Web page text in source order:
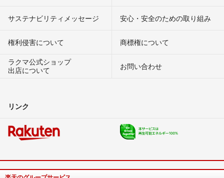
サステナビリティメッセージ 安心・安全のための取り組み
権利侵害について
商標権について
ラクマ公式ショップ
出店について
お問い合わせ
リンク